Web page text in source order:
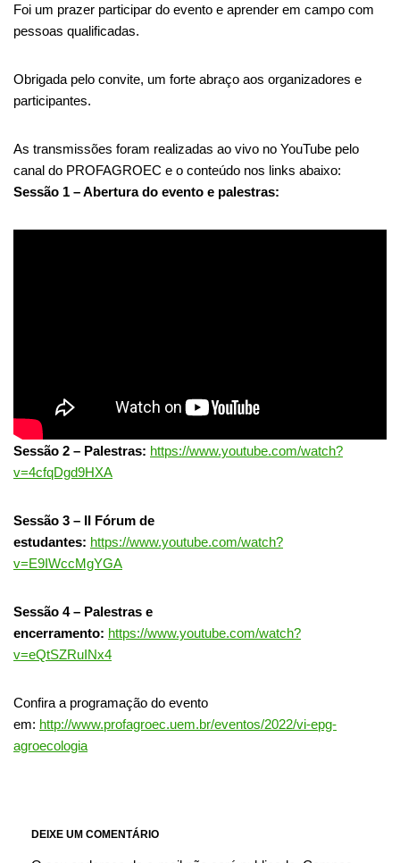
Foi um prazer participar do evento e aprender em campo com
pessoas qualificadas.
Obrigada pelo convite, um forte abraço aos organizadores e
participantes.
As transmissões foram realizadas ao vivo no YouTube pelo
canal do PROFAGROEC e o conteúdo nos links abaixo:
Sessão 1 – Abertura do evento e palestras:
Sessão 2 – Palestras: https://www.youtube.com/watch?
v=4cfqDgd9HXA
Sessão 3 – II Fórum de
estudantes: https://www.youtube.com/watch?
v=E9IWccMgYGA
Sessão 4 – Palestras e
encerramento: https://www.youtube.com/watch?
v=eQtSZRuINx4
Confira a programação do evento
em: http://www.profagroec.uem.br/eventos/2022/vi-epg-
agroecologia
DEIXE UM COMENTÁRIO